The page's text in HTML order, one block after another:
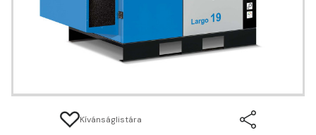
Kívánságlistára